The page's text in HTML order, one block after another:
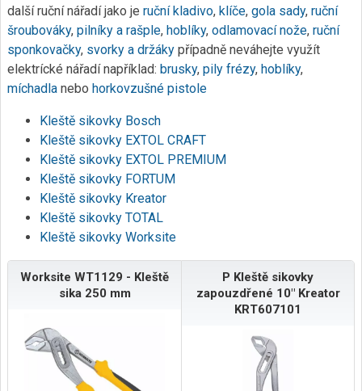
další ruční nářadí jako je ruční kladivo, klíče, gola sady, ruční
šroubováky, pilníky a rašple, hoblíky, odlamovací nože, ruční
sponkovačky, svorky a držáky případně neváhejte využít
elektrícké nářadí například: brusky, pily frézy, hoblíky,
míchadla nebo horkovzušné pistole
Kleště sikovky Bosch
Kleště sikovky EXTOL CRAFT
Kleště sikovky EXTOL PREMIUM
Kleště sikovky FORTUM
Kleště sikovky Kreator
Kleště sikovky TOTAL
Kleště sikovky Worksite
Worksite WT1129 - Kleště
sika 250 mm
P Kleště sikovky
zapouzdřené 10" Kreator
KRT607101